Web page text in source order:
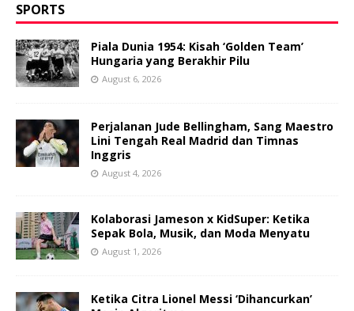
SPORTS
Piala Dunia 1954: Kisah ‘Golden Team’
Hungaria yang Berakhir Pilu
August 6, 2026
Perjalanan Jude Bellingham, Sang Maestro
Lini Tengah Real Madrid dan Timnas
Inggris
August 4, 2026
Kolaborasi Jameson x KidSuper: Ketika
Sepak Bola, Musik, dan Moda Menyatu
August 1, 2026
Ketika Citra Lionel Messi ‘Dihancurkan’